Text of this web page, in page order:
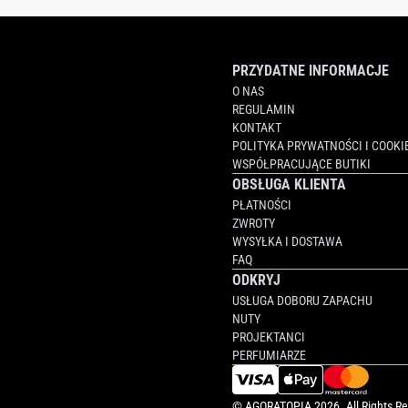
PRZYDATNE INFORMACJE
O NAS
REGULAMIN
KONTAKT
POLITYKA PRYWATNOŚCI I
WSPÓŁPRACUJĄCE BUTIKI
OBSŁUGA KLIENTA
PŁATNOŚCI
ZWROTY
WYSYŁKA I DOSTAWA
FAQ
ODKRYJ
USŁUGA DOBORU ZAPACHU
NUTY
PROJEKTANCI
PERFUMIARZE